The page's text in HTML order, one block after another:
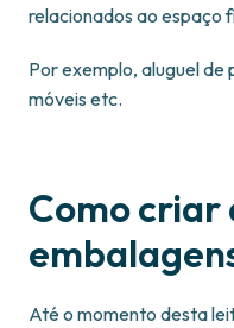
relacionados ao espaço
Por exemplo, aluguel
móveis etc.
Como criar
Até o momento desta